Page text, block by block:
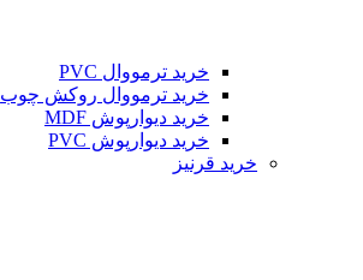
خرید ترمووال PVC
خرید ترمووال روکش چوب
خرید دیوارپوش MDF
خرید دیوارپوش PVC
خرید قرنیز